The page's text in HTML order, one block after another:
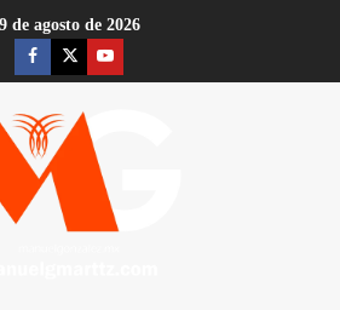
9 de agosto de 2026